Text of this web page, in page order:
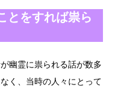
とをすれば祟ら
幽霊に祟られる話が数多
く、当時の人々にとって